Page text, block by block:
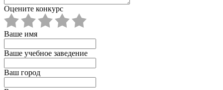
Оцените конкурс
Ваше имя
Ваше учебное заведение
Ваш город